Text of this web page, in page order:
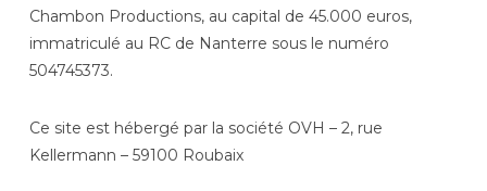
Chambon Productions, au capital de 45.000 euros,
immatriculé au RC de Nanterre sous le numéro
504745373.
Ce site est hébergé par la société OVH – 2, rue
Kellermann – 59100 Roubaix